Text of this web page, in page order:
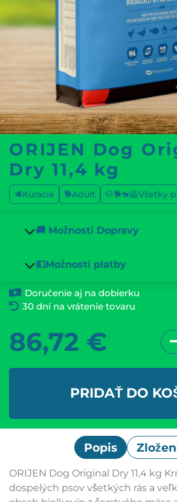
ORIJEN Dog
Dry 11,4 kg
🥩Kuracie 🐕Adult 🐶🐕🐕‍🦺Všetky
🚚 Možnosti Dopravy
💵Možnosti platby
Doručenie aj na dobierku
30 dní na vrátenie tovaru
86,72 €
PRIDAŤ DO
Popis
ORIJEN Dog Original Dry 11,4 kg
dospelých psov všetkých rás a